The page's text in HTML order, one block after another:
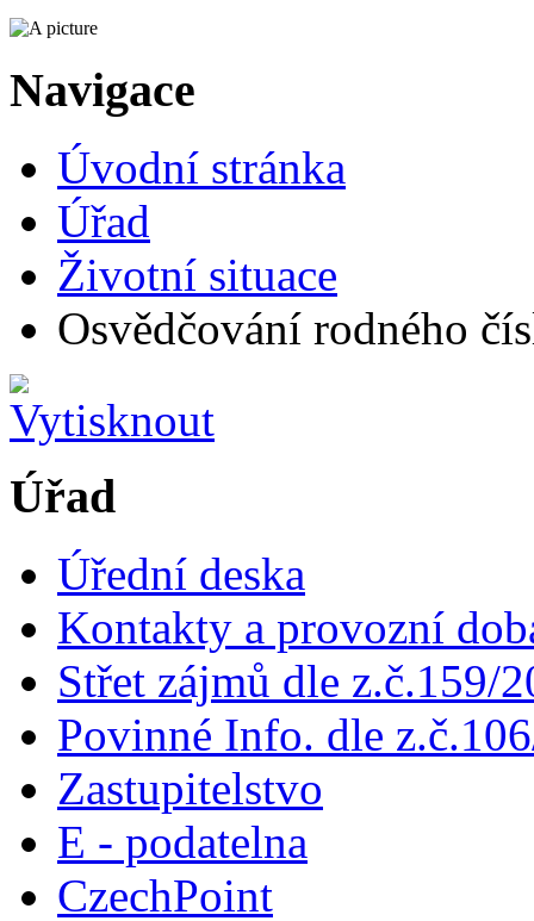
Navigace
Úvodní stránka
Úřad
Životní situace
Osvědčování rodného
Úřad
Úřední deska
Kontakty a provozní
Střet zájmů dle z.č.159/
Povinné Info. dle
Zastupitelstvo
E - podatelna
CzechPoint